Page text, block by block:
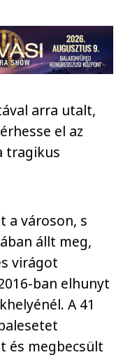
arra utalt,
el az
tragikus
a városon, s
állt meg,
virágot
ban elhunyt
A 41
és megbecsült